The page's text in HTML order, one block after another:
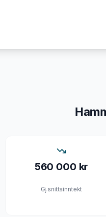
560 000 kr
Gj.snittsinntekt